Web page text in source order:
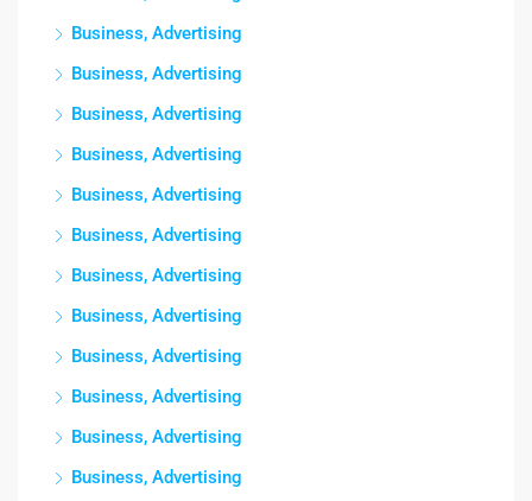
Business, Advertising
Business, Advertising
Business, Advertising
Business, Advertising
Business, Advertising
Business, Advertising
Business, Advertising
Business, Advertising
Business, Advertising
Business, Advertising
Business, Advertising
Business, Advertising